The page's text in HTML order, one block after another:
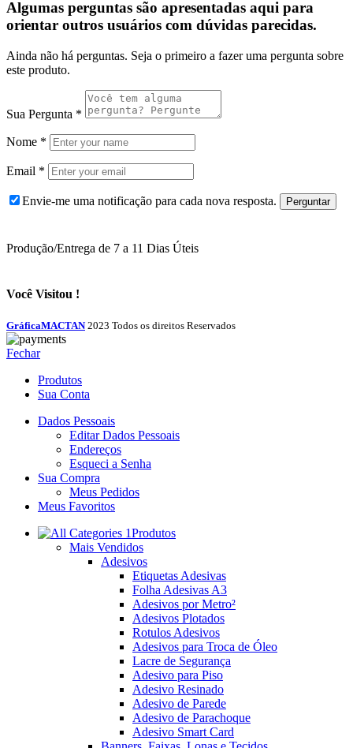
Algumas perguntas são apresentadas aqui para
orientar outros usuários com dúvidas parecidas.
Ainda não há perguntas. Seja o primeiro a fazer uma pergunta sobre
este produto.
Sua Pergunta *
Nome *
Email *
Envie-me uma notificação para cada nova resposta.
Produção/Entrega de 7 a 11 Dias Úteis
Você Visitou !
GráficaMACTAN 2023 Todos os direitos Reservados
Fechar
Produtos
Sua Conta
Dados Pessoais
Editar Dados Pessoais
Endereços
Esqueci a Senha
Sua Compra
Meus Pedidos
Meus Favoritos
Produtos
Mais Vendidos
Adesivos
Etiquetas Adesivas
Folha Adesivas A3
Adesivos por Metro²
Adesivos Plotados
Rotulos Adesivos
Adesivos para Troca de Óleo
Lacre de Segurança
Adesivo para Piso
Adesivo Resinado
Adesivo de Parede
Adesivo de Parachoque
Adesivo Smart Card